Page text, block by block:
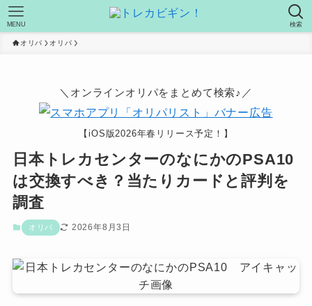
検索
MENU
オリパ オリパ
＼オンラインオリパをまとめて検索♪／
【iOS版2026年春リリース予定！】
日本トレカセンターのなにかのPSA10
は交換すべき？当たりカードと評判を
調査
オリパ 2026年8月3日